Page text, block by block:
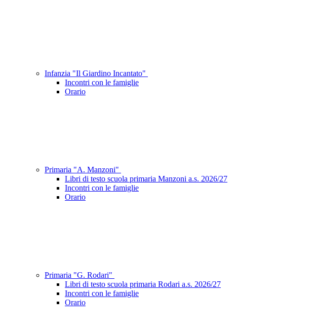
Infanzia "Il Giardino Incantato"
Incontri con le famiglie
Orario
Primaria "A. Manzoni"
Libri di testo scuola primaria Manzoni a.s. 2026/27
Incontri con le famiglie
Orario
Primaria "G. Rodari"
Libri di testo scuola primaria Rodari a.s. 2026/27
Incontri con le famiglie
Orario